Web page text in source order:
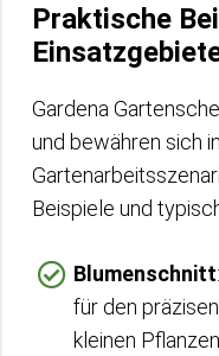
Praktische
Gardena
und bewähren sich
Beispiele und
Blumenschnitt
für den
kleinen